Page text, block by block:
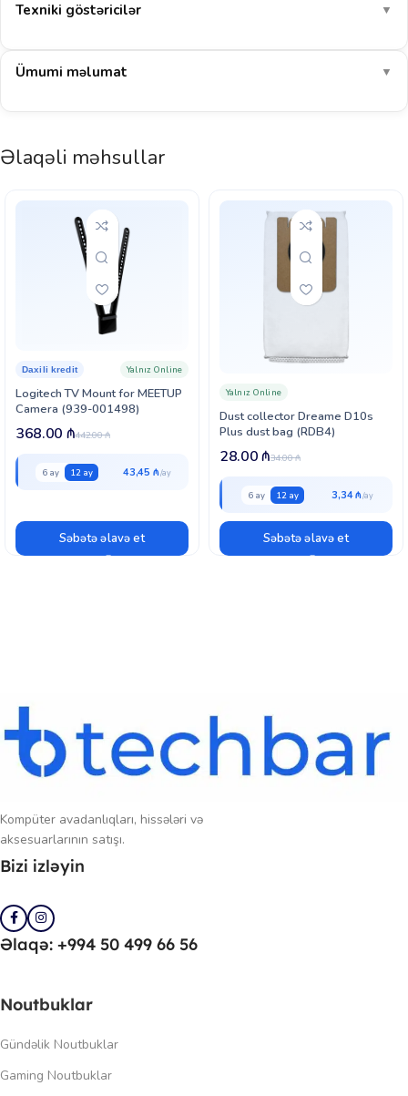
Texniki göstəricilər ▼
Ümumi məlumat ▼
Əlaqəli məhsullar
Logitech TV Mount for MEETUP
Camera (939-001498)
Daxili kredit Yalnız Online
442.00₼
368.00 ₼
6 ay 12 ay 43,45 ₼
Səbətə əlavə et
Dust collector Dreame D10s
Plus dust bag (RDB4)
Yalnız Online
34.00₼
28.00₼
6 ay 12 ay 3,34 ₼
Səbətə əlavə et
Kompüter avadanlıqları, hissələri və
aksesuarlarının satışı.
Bizi izləyin
Əlaqə: +994 50 499 66 56
Noutbuklar
Gündəlik Noutbuklar
Gaming Noutbuklar